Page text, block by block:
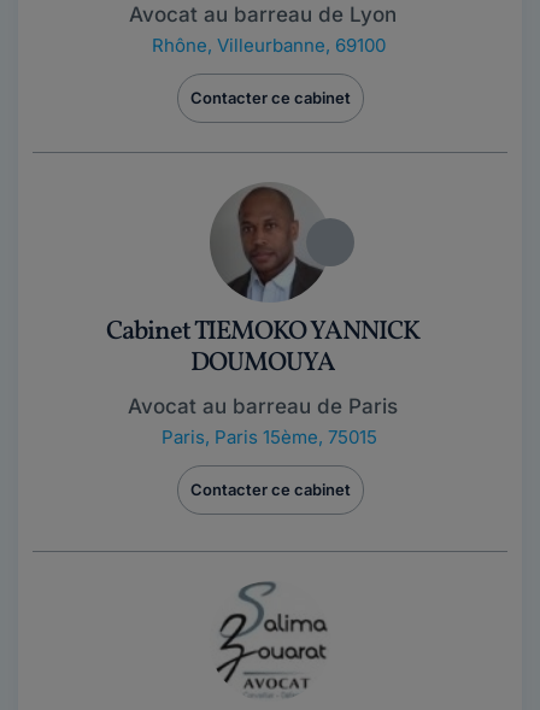
Avocat au barreau de Lyon
Rhône, Villeurbanne, 69100
Contacter ce cabinet
Cabinet TIEMOKO YANNICK
DOUMOUYA
Avocat au barreau de Paris
Paris, Paris 15ème, 75015
Contacter ce cabinet